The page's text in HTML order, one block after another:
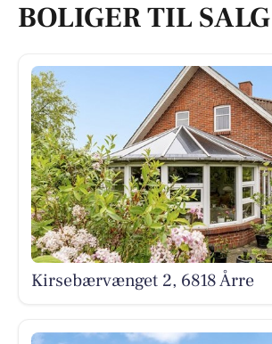
BOLIGER TIL
Kirsebærvænget 2, 6818 Årre